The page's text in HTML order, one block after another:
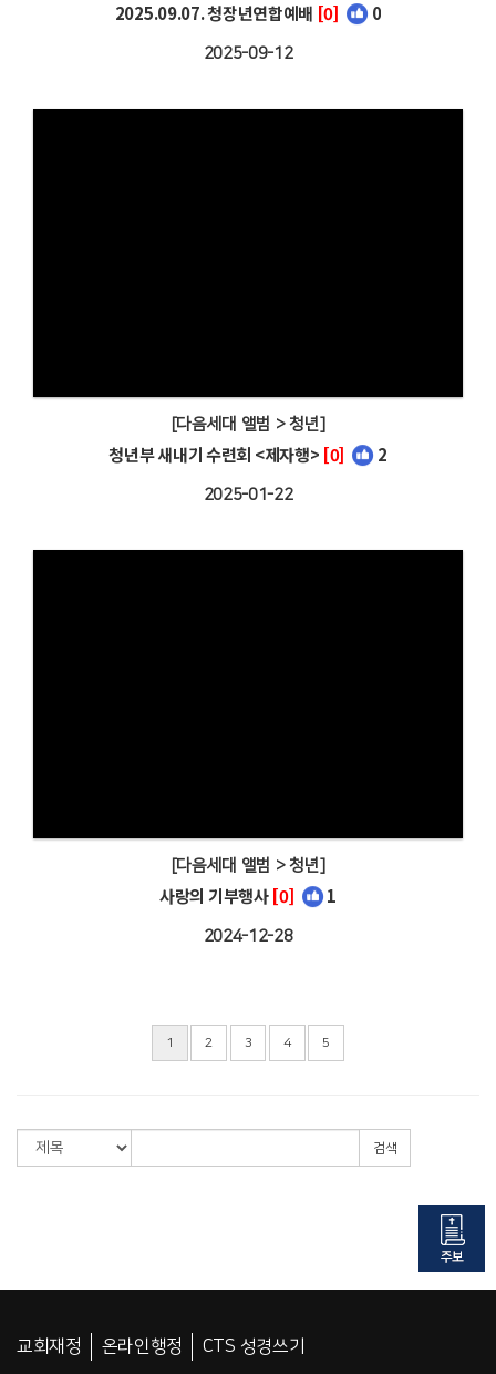
2025.09.07. 청장년연합예배 [0] 0
2025-09-12
[다음세대 앨범 > 청년]
청년부 새내기 수련회 <제자행> [0] 2
2025-01-22
[다음세대 앨범 > 청년]
사랑의 기부행사 [0] 1
2024-12-28
1 2 3 4 5
검색
교회재정 온라인행정 CTS 성경쓰기